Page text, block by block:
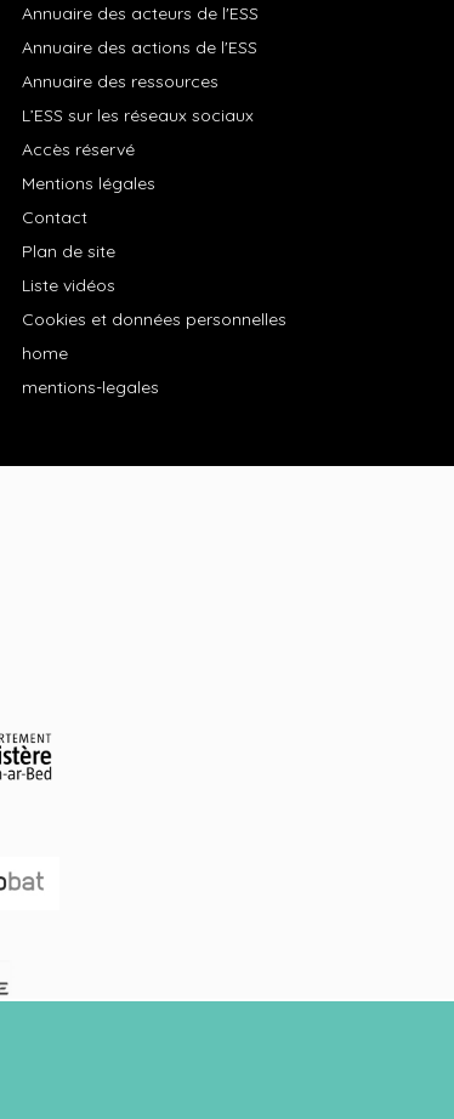
Annuaire des acteurs de l'ESS
Annuaire des actions de l'ESS
Annuaire des ressources
L’ESS sur les réseaux sociaux
Accès réservé
Mentions légales
Contact
Plan de site
Liste vidéos
Cookies et données personnelles
home
mentions-legales